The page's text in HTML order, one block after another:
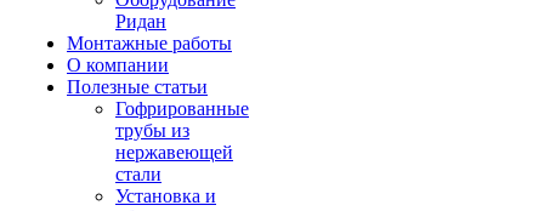
Ридан
Монтажные работы
О компании
Полезные статьи
Гофрированные
трубы из
нержавеющей
стали
Установка и